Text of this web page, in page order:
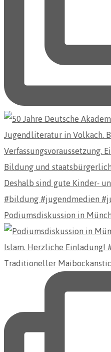
Podiumsdiskussion in
Traditioneller